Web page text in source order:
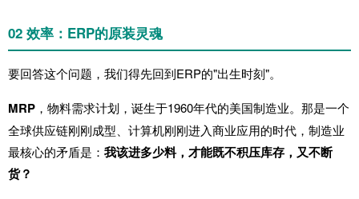
02 效率：ERP的原装灵魂
要回答这个问题，我们得先回到ERP的"出生时刻"。
MRP ，物料需求计划，诞生于1960年代的美国制造业。那是一个
全球供应链刚刚成型、计算机刚刚进入商业应用的时代，制造业
最核心的矛盾是： 我该进多少料，才能既不积压库存，又不断
货？